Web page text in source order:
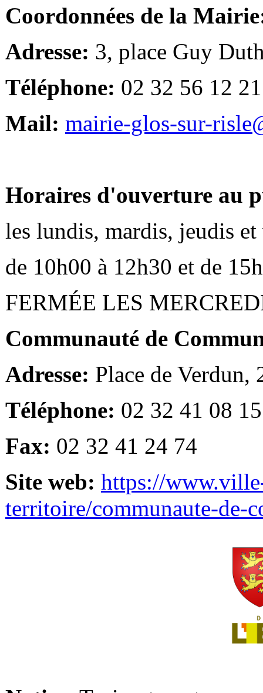
Coordonnées de la
Adresse: 3, place Guy
Téléphone: 02 32 56 12 21
Mail: mairie-glos-sur-
Horaires d'ouverture au
les lundis, mardis, jeudis et
de 10h00 à 12h30 et de
FERMÉE LES
Communauté de
Adresse: Place de Verdun,
Téléphone: 02 32 41 08 15
Fax: 02 32 41 24 74
Site web: https://
territoire/communaute-de-